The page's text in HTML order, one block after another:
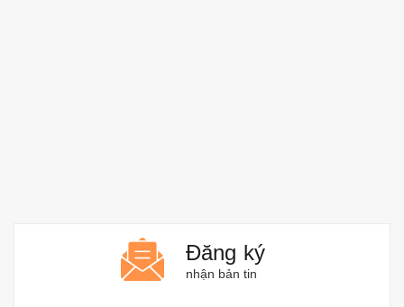
Đăng ký
nhận bản tin